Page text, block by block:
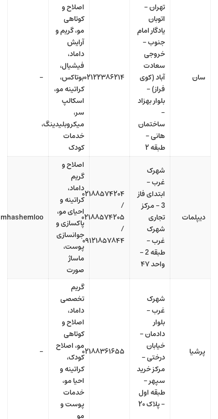
سان
تهران –
اتوبان
یادگار امام
جنوب –
خروجی
سعادت
آباد (کوی
فراز) –
بلوار بهزاد
–
ساختمان
هانی –
طبقه ۲
۰۲۱۲۲۳۸۶۲۱۴
اصلاح و
کوتاهی
مو، گریم و
آرایش
داماد،
فیشیال،
بوتاکس،
کراتینه مو،
اسکالپ
سر،
میکروبلیدینگ،
خدمات
کودک
–
دیپلمات
شهرک
غرب –
ابتدای فاز
3 – مرکز
تجاری
شهرک
غرب –
طبقه 2 –
واحد ۴۷
۰۲۱۸۸۵۷۴۲۰۴
/
۰۲۱۸۸۵۷۴۲۰۵
/
۰۹۱۲۱۸۵۷۸۴۴
اصلاح و
گریم
داماد،
کراتینه و
احیای مو،
پاکسازی و
جوانسازی
پوست،
ماساژ
صورت
پرشیا
شهرک
غرب –
بلوار
دادمان –
خیابان
درختی –
مرکز خرید
سپهر –
طبقه اول
– پلاک ۲۰
۰۲۱۸۸۳۶۱۶۵۵
گریم
تخصصی
داماد،
اصلاح و
کوتاهی
مو، اصلاح
کودک،
کراتینه و
احیا مو،
خدمات
پوست و
مو
–